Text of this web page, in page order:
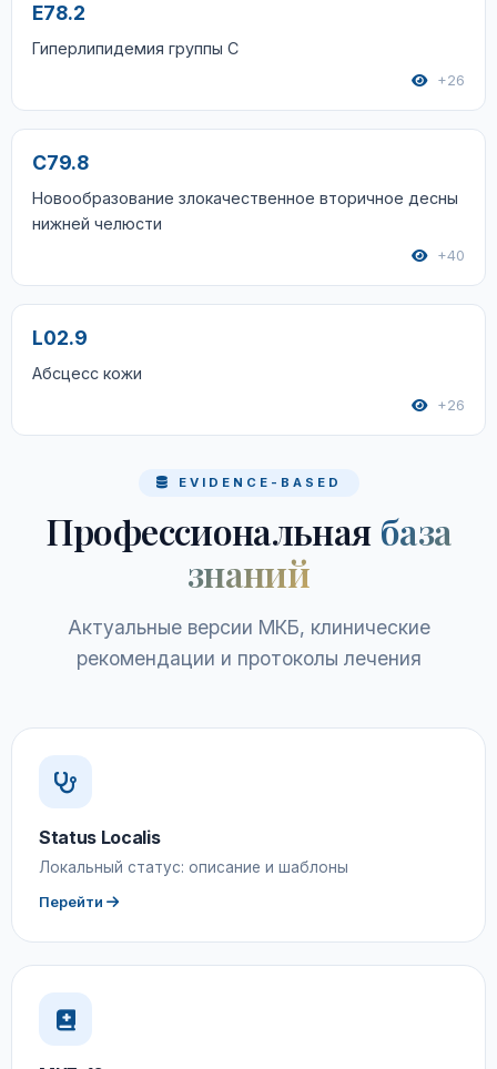
E78.2
Гиперлипидемия группы C
+26
C79.8
Новообразование злокачественное вторичное десны
нижней челюсти
+40
L02.9
Абсцесс кожи
+26
EVIDENCE-BASED
Профессиональная база
знаний
Актуальные версии МКБ, клинические
рекомендации и протоколы лечения
Status Localis
Локальный статус: описание и шаблоны
Перейти